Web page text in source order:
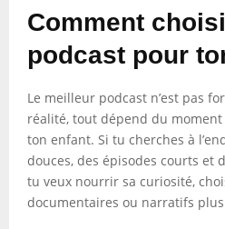
Comment
podcast pour
Le meilleur podcast n’est pas
réalité, tout dépend du moment
ton enfant. Si tu cherches à
douces, des épisodes courts et
tu veux nourrir sa curiosité,
documentaires ou narratifs